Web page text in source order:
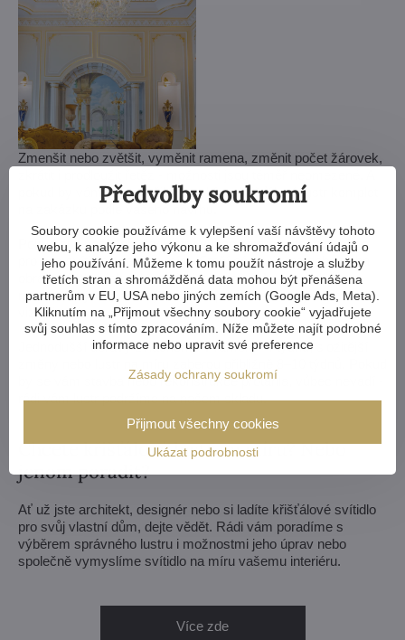
Zmenšit nebo zvětšit, vyměnit ramena, změnit počet žárovek,
pokud by vám to nestačilo, vyrobíme křišťálový lustr komplet
na zakázku podle vašeho návrhu.
Pokud si z naší nabídky lustrů vůbec nevyberete, vyrobíme
pro vás svítidlo zcela na míru. Stačí nám výkres nebo třeba
obrázek/fotka, jak si lustr představujete. My posoudíme
možnosti výroby a do týdne vám pošleme návrhy včetně
vizualizací.
Jednodušší úpravy zvládneme v rámci 3–4 týdnů, složitější
by se vám stavba nebo rekonstrukce protáhla, vůbec nevadí -
rádi vám lustr podržíme na našem skladu.
Chcete křišťálový lustr na míru? Nebo
jenom poradit?
Ať už jste architekt, designér nebo si ladíte křišťálové svítidlo
pro svůj vlastní dům, dejte vědět. Rádi vám poradíme s
výběrem správného lustru i možnostmi jeho úprav nebo
společně vymyslíme svítidlo na míru vašemu interiéru.
Více zde
Předvolby soukromí
Soubory cookie používáme k vylepšení vaší návštěvy tohoto
webu, k analýze jeho výkonu a ke shromažďování údajů o
jeho používání. Můžeme k tomu použít nástroje a služby
třetích stran a shromážděná data mohou být přenášena
partnerům v EU, USA nebo jiných zemích (Google Ads, Meta).
Kliknutím na „Přijmout všechny soubory cookie“ vyjadřujete
svůj souhlas s tímto zpracováním. Níže můžete najít podrobné
informace nebo upravit své preference
Zásady ochrany soukromí
Ukázat podrobnosti
Přijmout všechny cookies